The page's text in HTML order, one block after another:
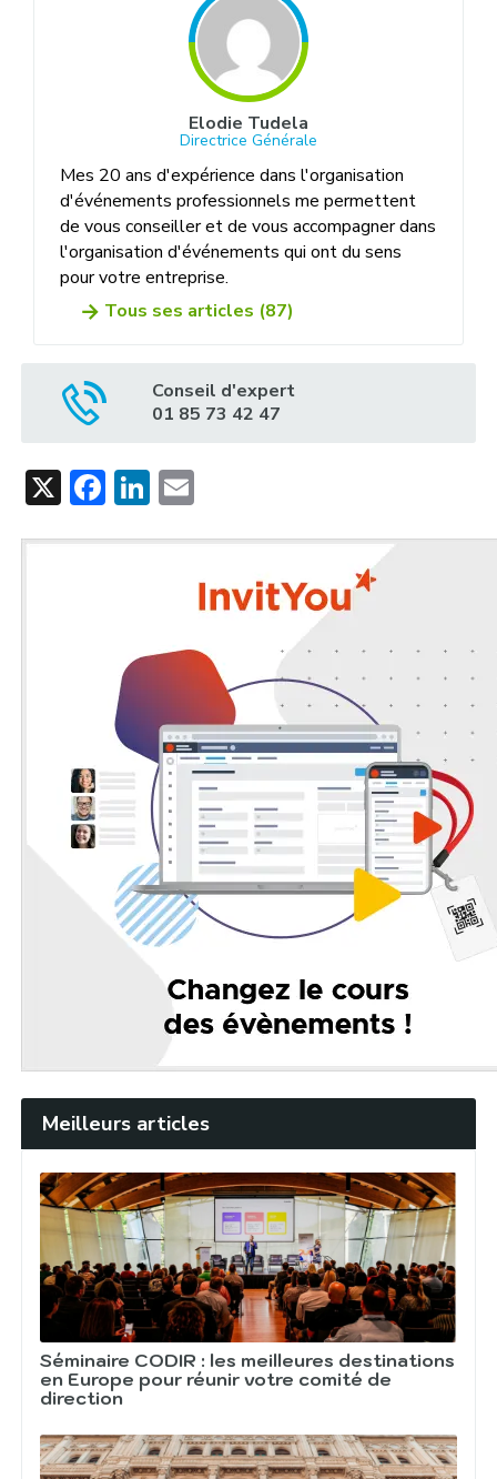
Elodie Tudela
Directrice Générale
Mes 20 ans d'expérience dans l'organisation
d'événements professionnels me permettent
de vous conseiller et de vous accompagner dans
l'organisation d'événements qui ont du sens
pour votre entreprise.
Tous ses articles (87)
Conseil d'expert
01 85 73 42 47
X Facebook
LinkedIn
Meilleurs articles
Séminaire CODIR : les meilleures destinations
en Europe pour réunir votre comité de
direction